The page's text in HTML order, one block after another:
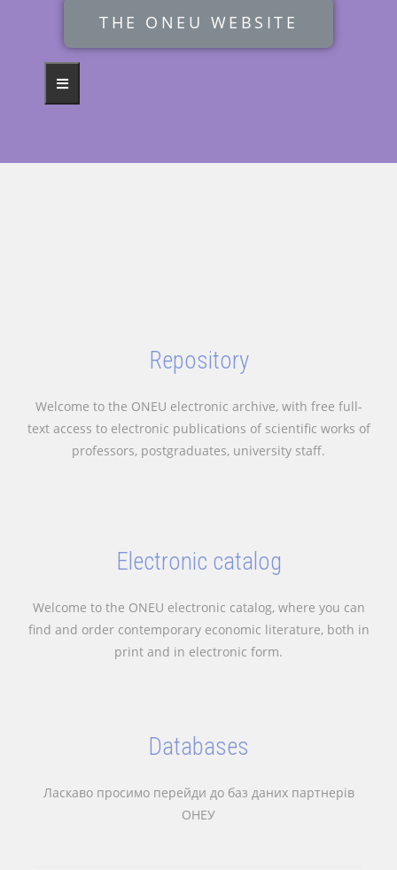
THE ONEU WEBSITE
Repository
Welcome to the ONEU electronic archive, with free full-
text access to electronic publications of scientific works of
professors, postgraduates, university staff.
Electronic catalog
Welcome to the ONEU electronic catalog, where you can
find and order contemporary economic literature, both in
print and in electronic form.
Databases
Ласкаво просимо перейди до баз даних партнерів
ОНЕУ